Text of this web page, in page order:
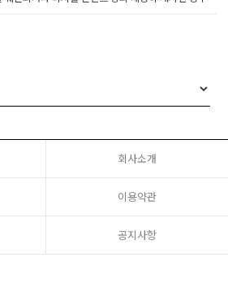
회사소개
이용약관
공지사항